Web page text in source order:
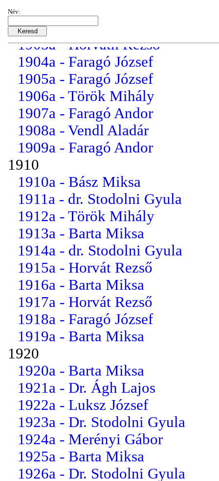
Név:1901a - dr. Mika Károly
1902a - Faragó József
1903a - Horváth Rezső
1904a - Faragó József
1905a - Faragó József
1906a - Török Mihály
1907a - Faragó Andor
1908a - Vendl Aladár
1909a - Faragó Andor
1910
1910a - Bász Miksa
1911a - dr. Stodolni Gyula
1912a - Török Mihály
1913a - Barta Miksa
1914a - dr. Stodolni Gyula
1915a - Horvát Rezső
1916a - Barta Miksa
1917a - Horvát Rezső
1918a - Faragó József
1919a - Barta Miksa
1920
1920a - Barta Miksa
1921a - Dr. Ágh Lajos
1922a - Luksz József
1923a - Dr. Stodolni Gyula
1924a - Merényi Gábor
1925a - Barta Miksa
1926a - Dr. Stodolni Gyula